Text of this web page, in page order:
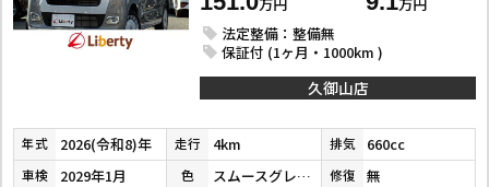
万円
万円
法定整備：整備無
保証付 (1ヶ月・1000km )
久御山店
年式 2026(令和8)年 走行 4km 排気 660cc
車検 2029年1月 色 スムースグレーマイカメタリック／シャイニングホワイトパール 修復 無